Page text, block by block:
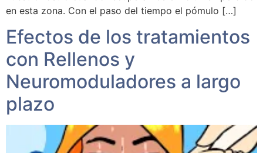
en esta zona. Con el paso del tiempo el pómulo […]
Efectos de los tratamientos
con Rellenos y
Neuromoduladores a largo
plazo